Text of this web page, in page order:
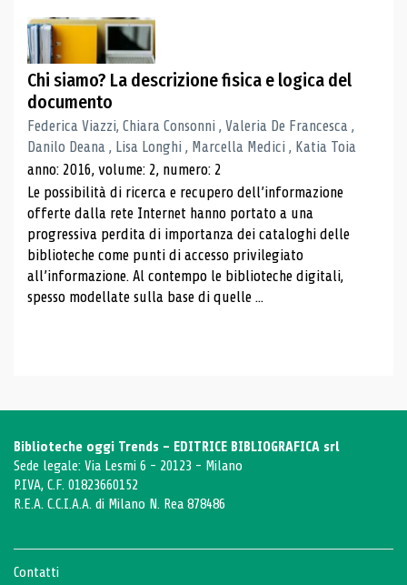
Chi siamo? La descrizione fisica e logica del
documento
Federica Viazzi, Chiara Consonni , Valeria De Francesca ,
Danilo Deana , Lisa Longhi , Marcella Medici , Katia Toia
anno: 2016, volume: 2, numero: 2
Le possibilità di ricerca e recupero dell’informazione
offerte dalla rete Internet hanno portato a una
progressiva perdita di importanza dei cataloghi delle
biblioteche come punti di accesso privilegiato
all’informazione. Al contempo le biblioteche digitali,
spesso modellate sulla base di quelle ...
Biblioteche oggi Trends - EDITRICE BIBLIOGRAFICA srl
Sede legale: Via Lesmi 6 - 20123 - Milano
P.IVA, C.F. 01823660152
R.E.A. C.C.I.A.A. di Milano N. Rea 878486
Contatti